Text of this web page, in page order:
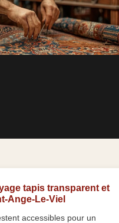
tapis transparent et
Ange-Le-Viel
accessibles pour un